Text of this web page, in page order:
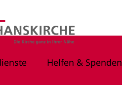
Helfen & Spenden